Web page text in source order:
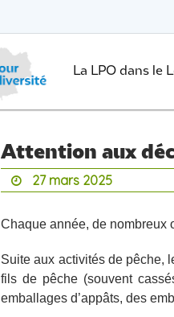
La LPO dans le
Attention aux
27 mars 2025
Chaque année, de nombreux
Suite aux activités de pêche,
fils de pêche (souvent
emballages d’appâts, des